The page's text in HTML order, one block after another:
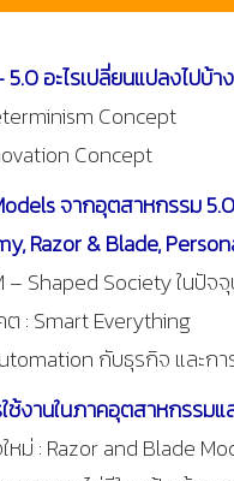
อะไรเปลี่ยนแปลงไปบ้าง
Concept
Concept
จากอุตสาหกรรม
Razor & Blade,
– Shaped Society ในปัจ
ต : Smart Everything
กับธุรกิจ และก
ใช้งานในภาคอุตสาหกรร
หม่ : Razor and Blade